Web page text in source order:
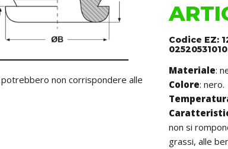
non corrispondere alle
Codice EZ:
Materiale:
Colore: nero.
non si
grassi, alle